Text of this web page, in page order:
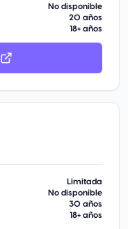
No disponible
20 años
18+ años
Limitada
No disponible
30 años
18+ años